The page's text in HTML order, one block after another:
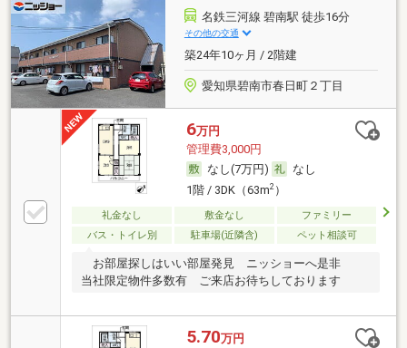
名鉄三河線 碧南駅 徒歩16分
その他の交通
築24年10ヶ月 / 2階建
愛知県碧南市春日町２丁目
6万円
管理費3,000円
なし(7万円)
なし
1階 / 3DK（63m2）
礼金なし 敷金なし
ファミリー
バス・トイレ別
駐車場(近隣含) ペット相談可
お部屋探しはいい部屋発見 ニッショーへ是非
当社限定物件多数有 ご来店お待ちしております
5.70万円